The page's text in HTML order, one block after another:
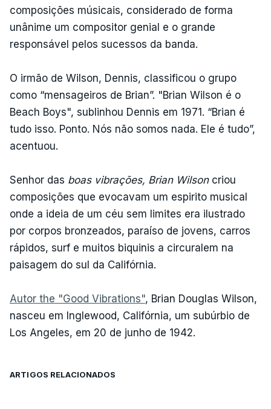
composições músicais, considerado de forma
unânime um compositor genial e o grande
responsável pelos sucessos da banda.
O irmão de Wilson, Dennis, classificou o grupo
como “mensageiros de Brian”. "Brian Wilson é o
Beach Boys", sublinhou Dennis em 1971. “Brian é
tudo isso. Ponto. Nós não somos nada. Ele é tudo”,
acentuou.
Senhor das boas vibrações, Brian Wilsoncriou
composições que evocavam um espirito musical
onde a ideia de um céu sem limites era ilustrado
por corpos bronzeados, paraíso de jovens, carros
rápidos, surf e muitos biquinis a circuralem na
paisagem do sul da Califórnia.
Autor the "Good Vibrations", Brian Douglas Wilson,
nasceu em Inglewood, Califórnia, um subúrbio de
Los Angeles, em 20 de junho de 1942.
ARTIGOS RELACIONADOS